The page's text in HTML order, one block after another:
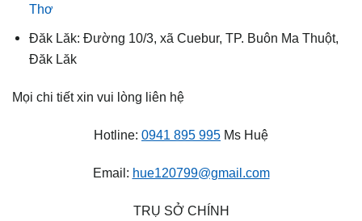
Thơ
Đăk Lăk: Đường 10/3, xã Cuebur, TP. Buôn Ma Thuột,
Đăk Lăk
Mọi chi tiết xin vui lòng liên hệ
Hotline: 0941 895 995 Ms Huệ
Email: hue120799@gmail.com
TRỤ SỞ CHÍNH